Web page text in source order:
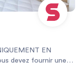
EN